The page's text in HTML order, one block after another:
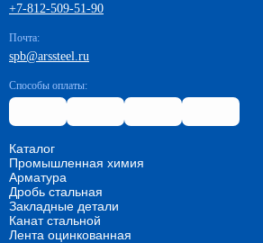
+7-812-509-51-90
Почта:
spb@arssteel.ru
Способы оплаты:
Каталог
Промышленная химия
Арматура
Дробь стальная
Закладные детали
Канат стальной
Лента оцинкованная